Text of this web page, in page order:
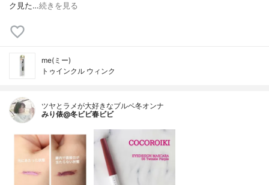
ク⁡⁡⁡⁡見た…続きを見る
me(ミー)
トゥインクル ウィンク
ツヤとラメが大好きなブルベ冬オンナ
みり俵@冬ビビ春ビビ